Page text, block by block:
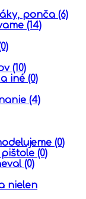
ponča (6)
(14)
(10)
iné (0)
(4)
(0)
(0)
(0)
nielen